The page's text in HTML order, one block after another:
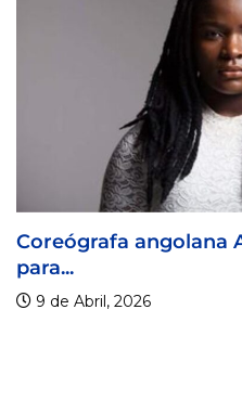
Visa For Music